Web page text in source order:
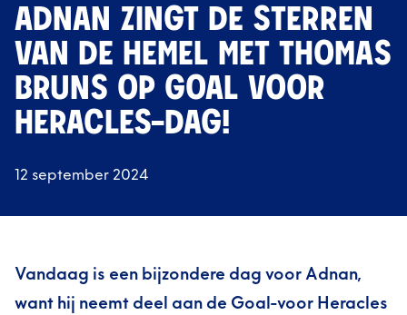
ADNAN ZINGT DE STERREN
VAN DE HEMEL MET THOMAS
BRUNS OP GOAL VOOR
HERACLES-DAG!
12 september 2024
Vandaag is een bijzondere dag voor Adnan,
want hij neemt deel aan de Goal-voor Heracles